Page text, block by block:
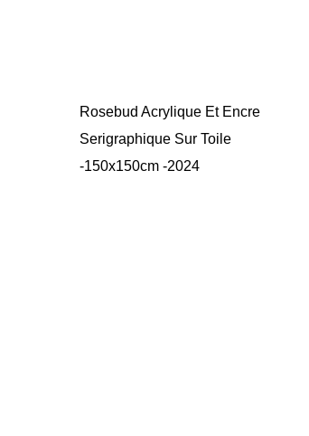
Rosebud Acrylique Et Encre
Serigraphique Sur Toile
-150x150cm -2024